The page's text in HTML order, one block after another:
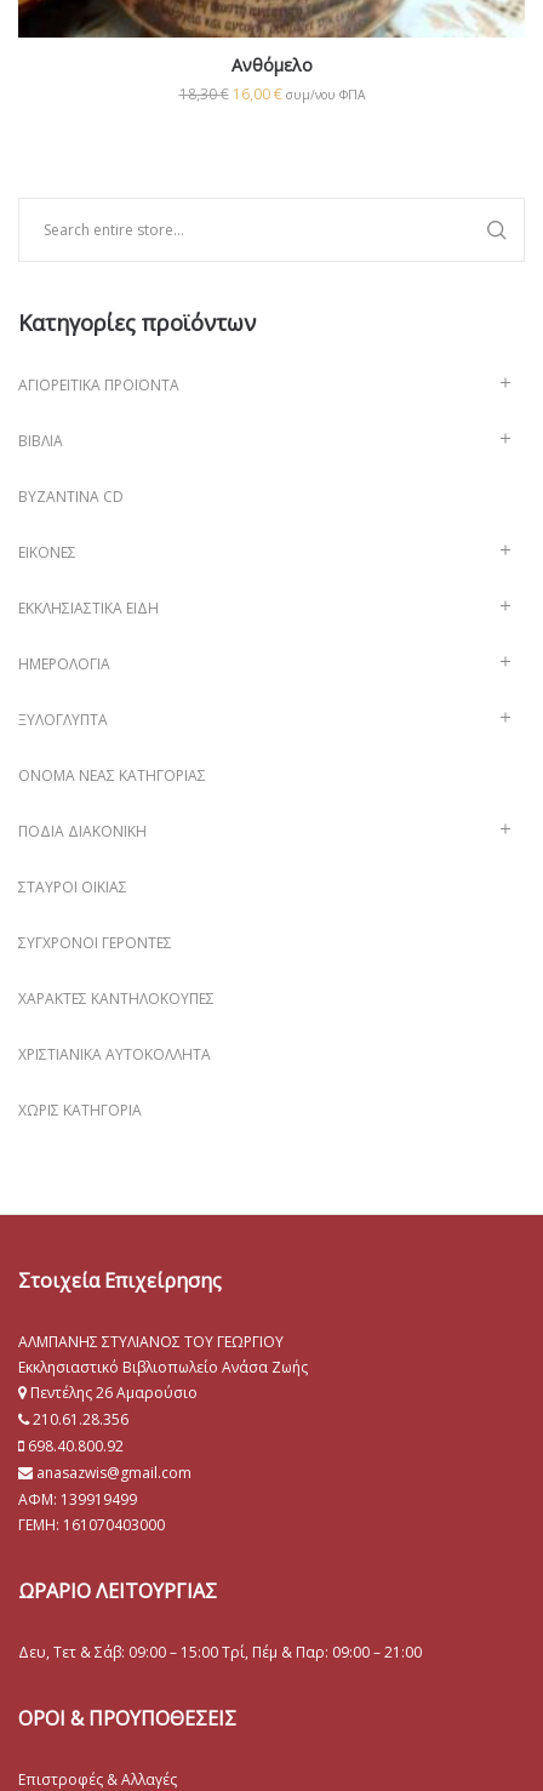
Ανθόμελο
18,30€ 16,00€ συμ/νου ΦΠΑ
Κατηγορίες προϊόντων
ΑΓΙΟΡΕΊΤΙΚΑ ΠΡΟΪΌΝΤΑ
ΒΙΒΛΊΑ
ΒΥΖΑΝΤΙΝΑ CD
ΕΙΚΌΝΕΣ
ΕΚΚΛΗΣΙΑΣΤΙΚΆ ΕΊΔΗ
ΗΜΕΡΟΛΌΓΙΑ
ΞΥΛΌΓΛΥΠΤΑ
ΌΝΟΜΑ ΝΈΑΣ ΚΑΤΗΓΟΡΊΑΣ
ΠΟΔΙΆ ΔΙΑΚΟΝΙΚΉ
ΣΤΑΥΡΟΊ ΟΙΚΊΑΣ
ΣΎΓΧΡΟΝΟΙ ΓΈΡΟΝΤΕΣ
ΧΑΡΑΚΤΈΣ ΚΑΝΤΗΛΌΚΟΥΠΕΣ
ΧΡΙΣΤΙΑΝΙΚΆ ΑΥΤΟΚΌΛΛΗΤΑ
ΧΩΡΊΣ ΚΑΤΗΓΟΡΊΑ
Στοιχεία Επιχείρησης
ΑΛΜΠΑΝΗΣ ΣΤΥΛΙΑΝΟΣ ΤΟΥ ΓΕΩΡΓΙΟΥ
Εκκλησιαστικό Βιβλιοπωλείο Ανάσα Ζωής
Πεντέλης 26 Αμαρούσιο
210.61.28.356
698.40.800.92
anasazwis@gmail.com
ΑΦΜ: 139919499
ΓΕΜΗ: 161070403000
ΩΡΑΡΙΟ ΛΕΙΤΟΥΡΓΙΑΣ
Δευ, Τετ & Σάβ: 09:00 – 15:00 Τρί, Πέμ & Παρ: 09:00 – 21:00
ΟΡΟΙ & ΠΡΟΥΠΟΘΕΣΕΙΣ
Επιστροφές & Αλλαγές